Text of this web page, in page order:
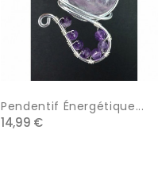
Pendentif Énergétique...
14,99 €